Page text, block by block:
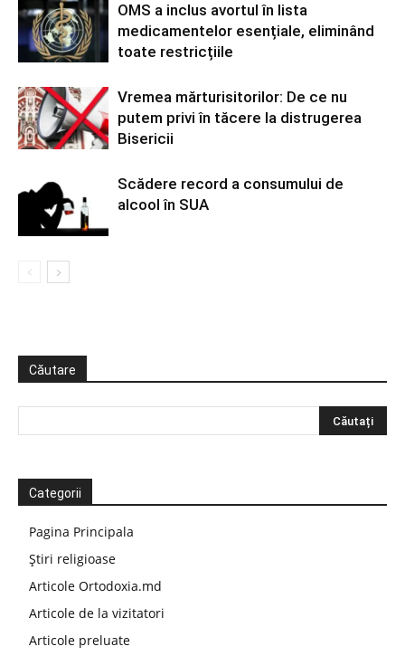
OMS a inclus avortul în lista
medicamentelor esențiale, eliminând
toate restricțiile
Vremea mărturisitorilor: De ce nu
putem privi în tăcere la distrugerea
Bisericii
Scădere record a consumului de
alcool în SUA
Căutare
Categorii
Pagina Principala
Știri religioase
Articole Ortodoxia.md
Articole de la vizitatori
Articole preluate